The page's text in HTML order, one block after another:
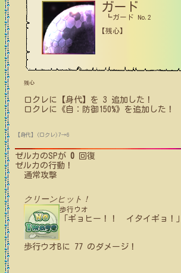
ガード
┗ガード No.2
【残心】
残心
ロクレ に【身代】を 3 追加した！
ロクレ に 《自：防御150%》 を追加した！
【身代】(ロクレ)7→6
ゼルカのSPが 0 回復
ゼルカの行動！
通常攻撃
クリーンヒット！
歩行ウオ
「ギョヒー！！ イタイギョ！」
歩行ウオB に 77 のダメージ！